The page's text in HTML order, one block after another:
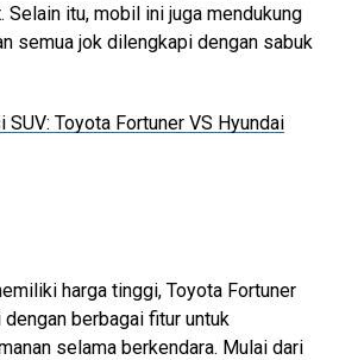
Selain itu, mobil ini juga mendukung
semua jok dilengkapi dengan sabuk
SUV: Toyota Fortuner VS Hyundai
harga tinggi, Toyota Fortuner
berbagai fitur untuk
selama berkendara. Mulai dari